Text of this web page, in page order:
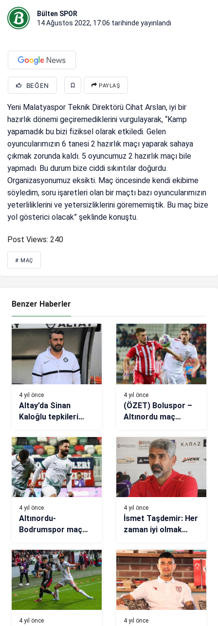
Bülten SPOR
14 Ağustos 2022, 17:06 tarihinde yayınlandı
BEĞEN PAYLAŞ
Yeni Malatyaspor Teknik Direktörü Cihat Arslan, iyi bir
hazırlık dönemi geçiremediklerini vurgulayarak, “Kamp
yapamadık bu bizi fiziksel olarak etkiledi. Gelen
oyuncularımızın 6 tanesi 2 hazırlık maçı yaparak sahaya
çıkmak zorunda kaldı. 5 oyuncumuz 2 hazırlık maçı bile
yapmadı. Bu durum bize ciddi sıkıntılar doğurdu.
Organizasyonumuz eksikti. Maç öncesinde kendi ekibime
söyledim, soru işaretleri olan bir maçtı bazı oyuncularımızın
yeterliliklerini ve yetersizliklerini görememiştik. Bu maç bize
yol gösterici olacak” şeklinde konuştu.
Post Views: 240
# MAÇ
Benzer Haberler
4 yıl önce
Altay’da Sinan
Kaloğlu tepkileri
4 yıl önce
(ÖZET) Boluspor –
Altınordu maç
4 yıl önce
Altınordu-
Bodrumspor maç
4 yıl önce
İsmet Taşdemir: Her
zaman iyi olmak
4 yıl önce 4 yıl önce